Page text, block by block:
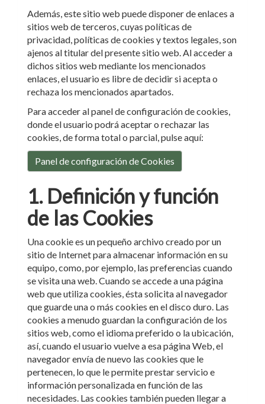
Además, este sitio web puede disponer de enlaces a
sitios web de terceros, cuyas políticas de
privacidad, políticas de cookies y textos legales, son
ajenos al titular del presente sitio web. Al acceder a
dichos sitios web mediante los mencionados
enlaces, el usuario es libre de decidir si acepta o
rechaza los mencionados apartados.
Para acceder al panel de configuración de cookies,
donde el usuario podrá aceptar o rechazar las
cookies, de forma total o parcial, pulse aquí:
Panel de configuración de Cookies
1. Definición y función
de las Cookies
Una cookie es un pequeño archivo creado por un
sitio de Internet para almacenar información en su
equipo, como, por ejemplo, las preferencias cuando
se visita una web. Cuando se accede a una página
web que utiliza cookies, ésta solicita al navegador
que guarde una o más cookies en el disco duro. Las
cookies a menudo guardan la configuración de los
sitios web, como el idioma preferido o la ubicación,
así, cuando el usuario vuelve a esa página Web, el
navegador envía de nuevo las cookies que le
pertenecen, lo que le permite prestar servicio e
información personalizada en función de las
necesidades. Las cookies también pueden llegar a